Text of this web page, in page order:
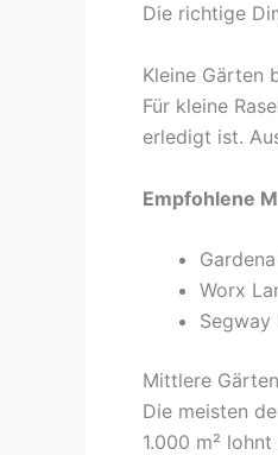
Die richtige
Kleine Gärten
Für kleine
erledigt ist.
Empfohlene
Worx
Segway
Mittlere
Die meisten
1.000 m²